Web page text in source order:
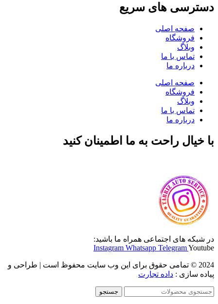
دسترسی های سریع
صفحه اصلی
فروشگاه
وبلاگ
تماس با ما
درباره ما
صفحه اصلی
فروشگاه
وبلاگ
تماس با ما
درباره ما
با خیال راحت به ما اطمینان کنید
در شبکه های اجتماعی همراه ما باشید:
Instagram Whatsapp TelegramYoutube
2024 © تمامی حقوق برای این وب سایت محفوظ است | طراحی و
پیاده سازی : داده تجارت
جستجو